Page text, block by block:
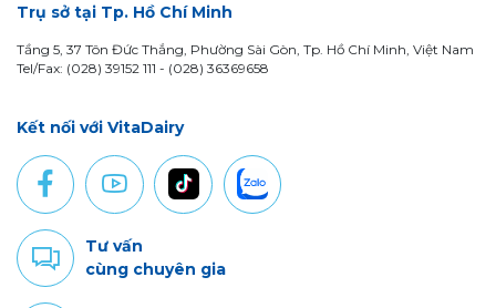
Trụ sở tại Tp. Hồ Chí Minh
Tầng 5, 37 Tôn Đức Thắng, Phường Sài Gòn, Tp. Hồ Chí Minh, Việt Nam
Tel/Fax: (028) 39152 111 - (028) 36369658
Kết nối với VitaDairy
Tư vấn
cùng chuyên gia